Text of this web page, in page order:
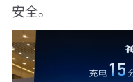
安全。